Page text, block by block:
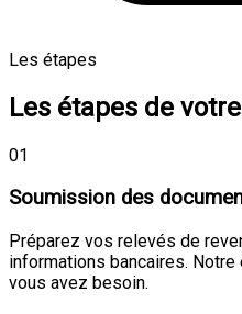
Les étapes
Les étapes de
01
Soumission des
Préparez vos relevés de
informations bancaires.
vous avez besoin.